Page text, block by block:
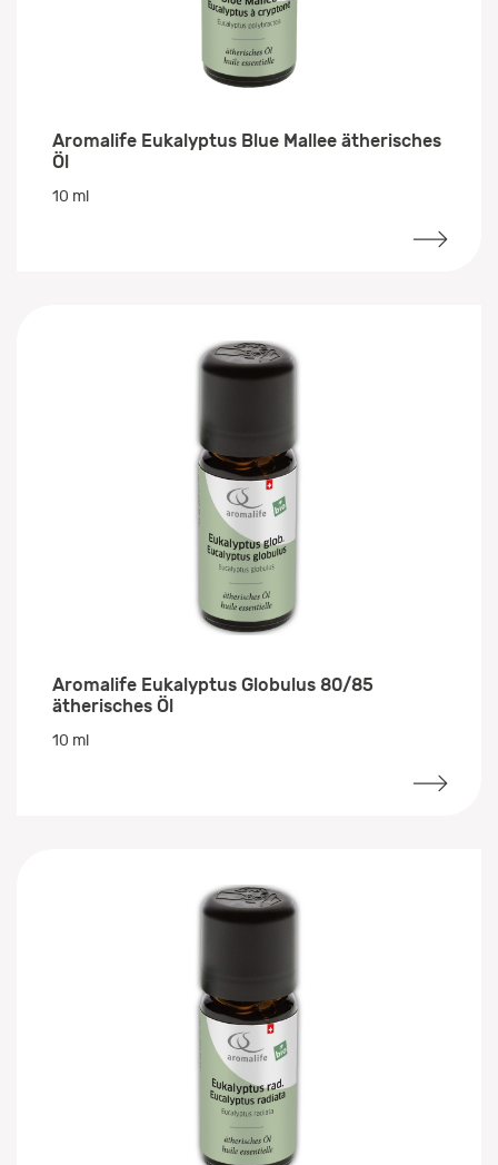
Aromalife Eukalyptus Blue Mallee ätherisches
Öl
10 ml
Aromalife Eukalyptus Globulus 80/85
ätherisches Öl
10 ml